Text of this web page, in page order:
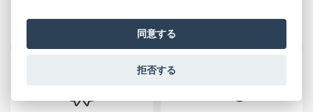
同意する
拒否する